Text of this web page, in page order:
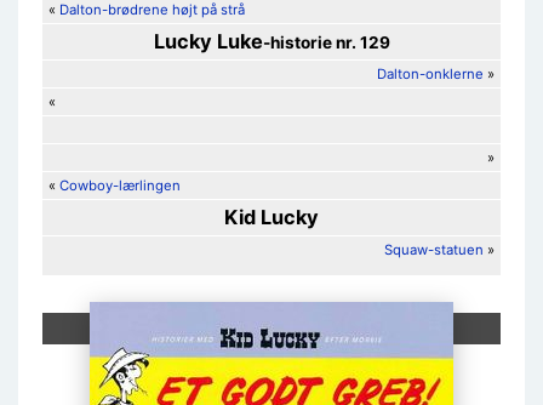
« Dalton-brødrene højt på strå
Lucky Luke-historie nr. 129
Dalton-onklerne »
«
»
« Cowboy-lærlingen
Kid Lucky
Squaw-statuen »